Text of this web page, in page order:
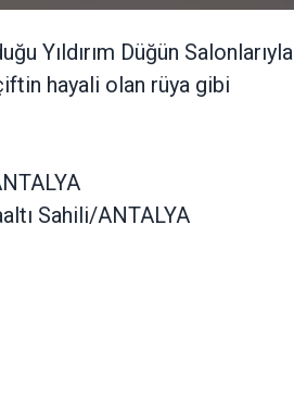
Yıldırım Düğün Salonlarıyla
hayali olan rüya gibi
Sahili/ANTALYA